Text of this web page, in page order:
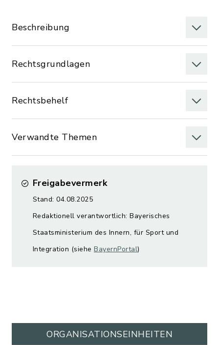
Beschreibung
Rechtsgrundlagen
Rechtsbehelf
Verwandte Themen
Freigabevermerk
Stand: 04.08.2025
Redaktionell verantwortlich: Bayerisches
Staatsministerium des Innern, für Sport und
Integration (siehe BayernPortal)
ORGANISATIONS­EINHEITEN